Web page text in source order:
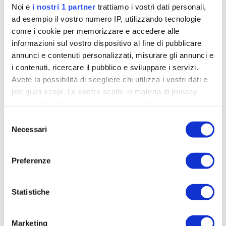
Noi e i nostri 1 partner trattiamo i vostri dati personali,
ad esempio il vostro numero IP, utilizzando tecnologie
come i cookie per memorizzare e accedere alle
informazioni sul vostro dispositivo al fine di pubblicare
annunci e contenuti personalizzati, misurare gli annunci e
i contenuti, ricercare il pubblico e sviluppare i servizi.
Avete la possibilità di scegliere chi utilizza i vostri dati e
per quali scopi. Le vostre scelte in materia di privacy
revocare il proprio consenso in qualsiasi momento dalla
Dichiarazione sui cookie o facendo clic sull'icona di
e imposta le tue preferenze nella
sezione dettagli. Puoi
modificare o ritirare il tuo consenso in qualsiasi momento
delNecessari
Preferenze
Statistiche
Marketing
Le tre collezioni di magliette casual sono la “111”
1/3